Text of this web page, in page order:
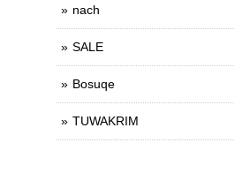
nach
SALE
Bosuqe
TUWAKRIM